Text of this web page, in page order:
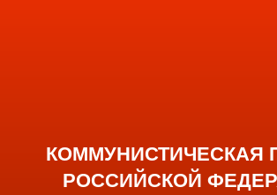
КОММУНИСТИЧЕСКАЯ
РОССИЙСКОЙ